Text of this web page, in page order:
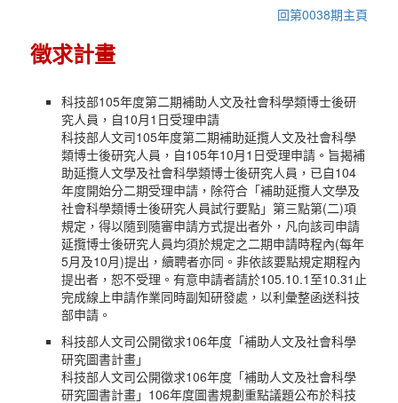
回第0038期主頁
徵求計畫
科技部105年度第二期補助人文及社會科學類博士後研
究人員，自10月1日受理申請
科技部人文司105年度第二期補助延攬人文及社會科學
類博士後研究人員，自105年10月1日受理申請。旨揭補
助延攬人文學及社會科學類博士後研究人員，已自104
年度開始分二期受理申請，除符合「補助延攬人文學及
社會科學類博士後研究人員試行要點」第三點第(二)項
規定，得以隨到隨審申請方式提出者外，凡向該司申請
延攬博士後研究人員均須於規定之二期申請時程內(每年
5月及10月)提出，續聘者亦同。非依該要點規定期程內
提出者，恕不受理。有意申請者請於105.10.1至10.31止
完成線上申請作業同時副知研發處，以利彙整函送科技
部申請。
科技部人文司公開徵求106年度「補助人文及社會科學
研究圖書計畫」
科技部人文司公開徵求106年度「補助人文及社會科學
研究圖書計畫」106年度圖書規劃重點議題公布於科技